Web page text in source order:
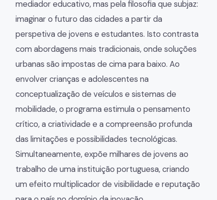
mediador educativo, mas pela filosofia que subjaz:
imaginar o futuro das cidades a partir da
perspetiva de jovens e estudantes. Isto contrasta
com abordagens mais tradicionais, onde soluções
urbanas são impostas de cima para baixo. Ao
envolver crianças e adolescentes na
conceptualização de veículos e sistemas de
mobilidade, o programa estimula o pensamento
crítico, a criatividade e a compreensão profunda
das limitações e possibilidades tecnológicas.
Simultaneamente, expõe milhares de jovens ao
trabalho de uma instituição portuguesa, criando
um efeito multiplicador de visibilidade e reputação